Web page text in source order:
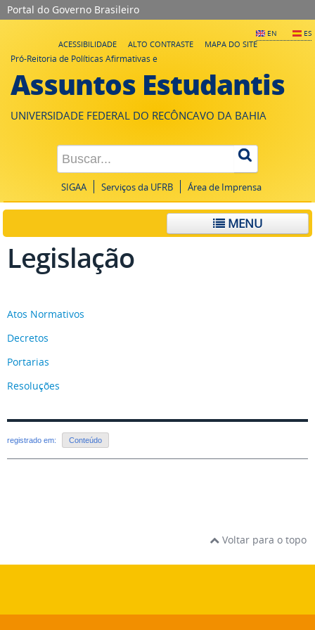
Portal do Governo Brasileiro
EN ES
ACESSIBILIDADE ALTO CONTRASTE
MAPA DO SITE
Pró-Reitoria de Políticas Afirmativas e
Assuntos Estudantis
UNIVERSIDADE FEDERAL DO RECÔNCAVO DA BAHIA
SIGAA Serviços da UFRB Área de Imprensa
MENU
Legislação
Atos Normativos
Decretos
Portarias
Resoluções
registrado em: Conteúdo
Voltar para o topo